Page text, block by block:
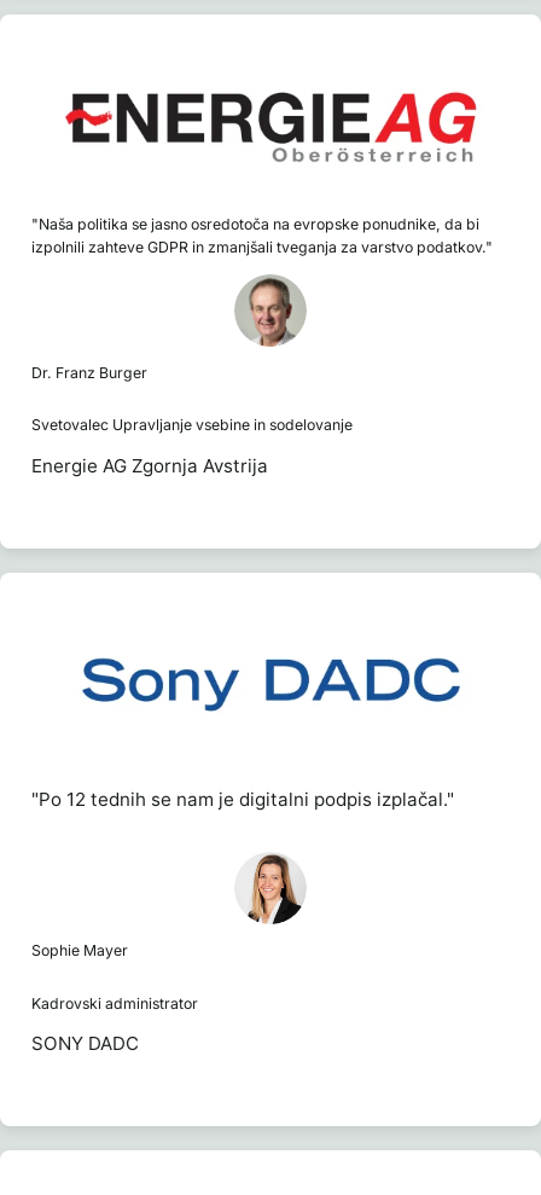
"Naša politika se jasno osredotoča na evropske ponudnike, da bi
izpolnili zahteve GDPR in zmanjšali tveganja za varstvo podatkov."
Dr. Franz Burger
Svetovalec Upravljanje vsebine in sodelovanje
Energie AG Zgornja Avstrija
"Po 12 tednih se nam je digitalni podpis izplačal."
Sophie Mayer
Kadrovski administrator
SONY DADC